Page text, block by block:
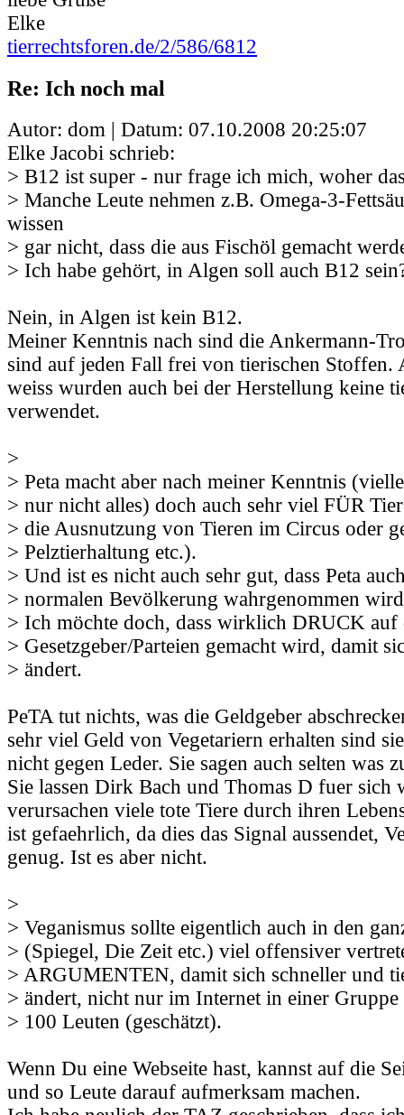
Elke
tierrechtsforen.de/2/586/6812
Re: Ich noch mal
Autor: dom | Datum: 07.10.2008 20:25:07
Elke Jacobi schrieb:
> B12 ist super - nur frage ich mich, woher
> Manche Leute nehmen z.B. Omega-3-
wissen
> gar nicht, dass die aus Fischöl gemacht
> Ich habe gehört, in Algen soll auch B12
Nein, in Algen ist kein B12.
Meiner Kenntnis nach sind die Ankermann-
sind auf jeden Fall frei von tierischen Stoffen.
weiss wurden auch bei der Herstellung keine
verwendet.
>
> Peta macht aber nach meiner Kenntnis
> nur nicht alles) doch auch sehr viel FÜR
> die Ausnutzung von Tieren im Circus oder
> Pelztierhaltung etc.).
> Und ist es nicht auch sehr gut, dass Peta
> normalen Bevölkerung wahrgenommen
> Ich möchte doch, dass wirklich DRUCK auf
> Gesetzgeber/Parteien gemacht wird, damit
> ändert.
PeTA tut nichts, was die Geldgeber
sehr viel Geld von Vegetariern erhalten sind
nicht gegen Leder. Sie sagen auch selten was
Sie lassen Dirk Bach und Thomas D fuer sich
verursachen viele tote Tiere durch ihren
ist gefaehrlich, da dies das Signal aussendet,
genug. Ist es aber nicht.
>
> Veganismus sollte eigentlich auch in den
> (Spiegel, Die Zeit etc.) viel offensiver
> ARGUMENTEN, damit sich schneller und
> ändert, nicht nur im Internet in einer
> 100 Leuten (geschätzt).
Wenn Du eine Webseite hast, kannst auf die
und so Leute darauf aufmerksam machen.